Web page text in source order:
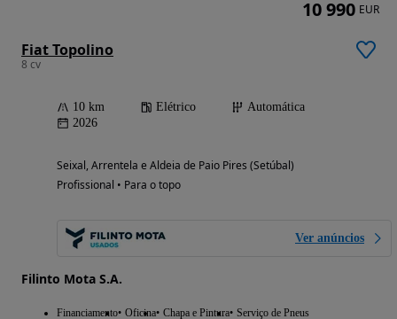
Fiat Topolino
8 cv
10 km Elétrico
Automática
2026
Seixal, Arrentela e Aldeia de Paio Pires (Setúbal)
Profissional • Para o topo
Ver anúncios
Filinto Mota S.A.
Financiamento Oficina Chapa e Pintura Serviço de Pneus
10 990 EUR